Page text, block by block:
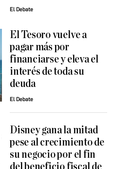
El Debate
El Tesoro vuelve a
pagar más por
financiarse y eleva el
interés de toda su
deuda
El Debate
Disney gana la mitad
pese al crecimiento de
su negocio por el fin